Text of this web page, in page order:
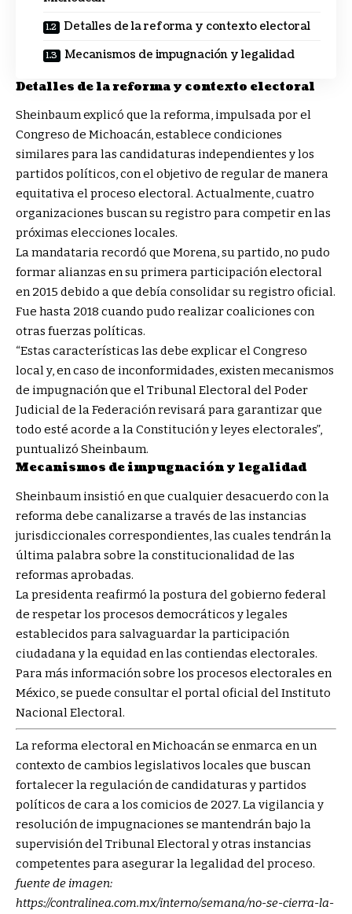
Detalles de la reforma y contexto electoral
Mecanismos de impugnación y legalidad
Detalles de la reforma y contexto electoral
Sheinbaum explicó que la reforma, impulsada por el
Congreso de Michoacán, establece condiciones
similares para las candidaturas independientes y los
partidos políticos, con el objetivo de regular de manera
equitativa el proceso electoral. Actualmente, cuatro
organizaciones buscan su registro para competir en las
próximas elecciones locales.
La mandataria recordó que Morena, su partido, no pudo
formar alianzas en su primera participación electoral
en 2015 debido a que debía consolidar su registro oficial.
Fue hasta 2018 cuando pudo realizar coaliciones con
otras fuerzas políticas.
“Estas características las debe explicar el Congreso
local y, en caso de inconformidades, existen mecanismos
de impugnación que el Tribunal Electoral del Poder
Judicial de la Federación revisará para garantizar que
todo esté acorde a la Constitución y leyes electorales”,
puntualizó Sheinbaum.
Mecanismos de impugnación y legalidad
Sheinbaum insistió en que cualquier desacuerdo con la
reforma debe canalizarse a través de las instancias
jurisdiccionales correspondientes, las cuales tendrán la
última palabra sobre la constitucionalidad de las
reformas aprobadas.
La presidenta reafirmó la postura del gobierno federal
de respetar los procesos democráticos y legales
establecidos para salvaguardar la participación
ciudadana y la equidad en las contiendas electorales.
Para más información sobre los procesos electorales en
México, se puede consultar el portal oficial del Instituto
Nacional Electoral.
La reforma electoral en Michoacán se enmarca en un
contexto de cambios legislativos locales que buscan
fortalecer la regulación de candidaturas y partidos
políticos de cara a los comicios de 2027. La vigilancia y
resolución de impugnaciones se mantendrán bajo la
supervisión del Tribunal Electoral y otras instancias
competentes para asegurar la legalidad del proceso.
fuente de imagen:
https://contralinea.com.mx/interno/semana/no-se-cierra-la-